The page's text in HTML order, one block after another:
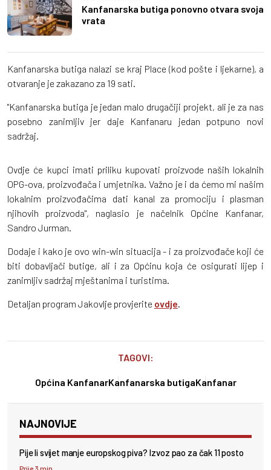
Kanfanarska butiga ponovno otvara svoja
vrata
Kanfanarska butiga nalazi se kraj Place (kod pošte i ljekarne), a
otvaranje je zakazano za 19 sati.
"Kanfanarska butiga je jedan malo drugačiji projekt, ali je za nas
posebno zanimljiv jer daje Kanfanaru jedan potpuno novi
sadržaj.
Ovdje će kupci imati priliku kupovati proizvode naših lokalnih
OPG-ova, proizvođača i umjetnika. Važno je i da ćemo mi našim
lokalnim proizvođačima dati kanal za promociju i plasman
njihovih proizvoda", naglasio je načelnik Općine Kanfanar,
Sandro Jurman.
Dodaje i kako je ovo win-win situacija - i za proizvođače koji će
biti dobavljači butige, ali i za Općinu koja će osigurati lijep i
zanimljiv sadržaj mještanima i turistima.
Detaljan program Jakovlje provjerite ovdje
TAGOVI:
Općina KanfanarKanfanarska butigaKanfanar
NAJNOVIJE
Pije li svijet manje europskog piva? Izvoz pao za čak 11 posto
Prije 3 min